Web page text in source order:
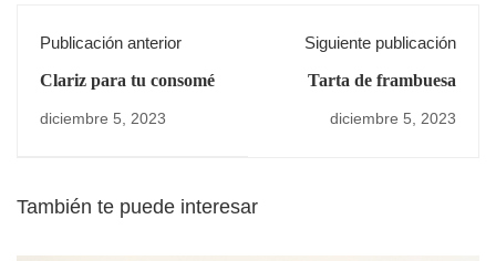
Publicación anterior
Clariz para tu consomé
diciembre 5, 2023
Siguiente publicación
Tarta de frambuesa
diciembre 5, 2023
También te puede interesar